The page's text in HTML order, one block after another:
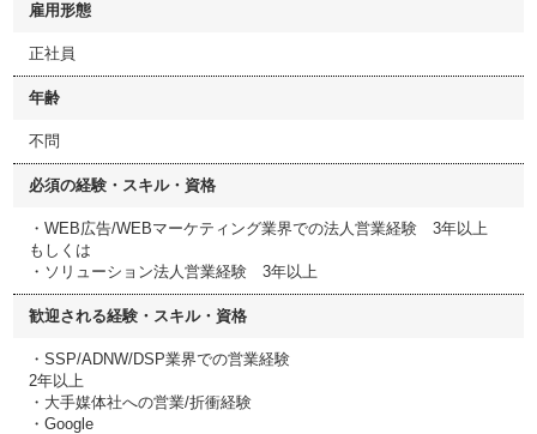
雇用形態
正社員
年齢
不問
必須の経験・スキル・資格
・WEB広告/WEBマーケティング業界での法人営業経験 3年以上
もしくは
・ソリューション法人営業経験 3年以上
歓迎される経験・スキル・資格
・SSP/ADNW/DSP業界での営業経験
2年以上
・大手媒体社への営業/折衝経験
・Google